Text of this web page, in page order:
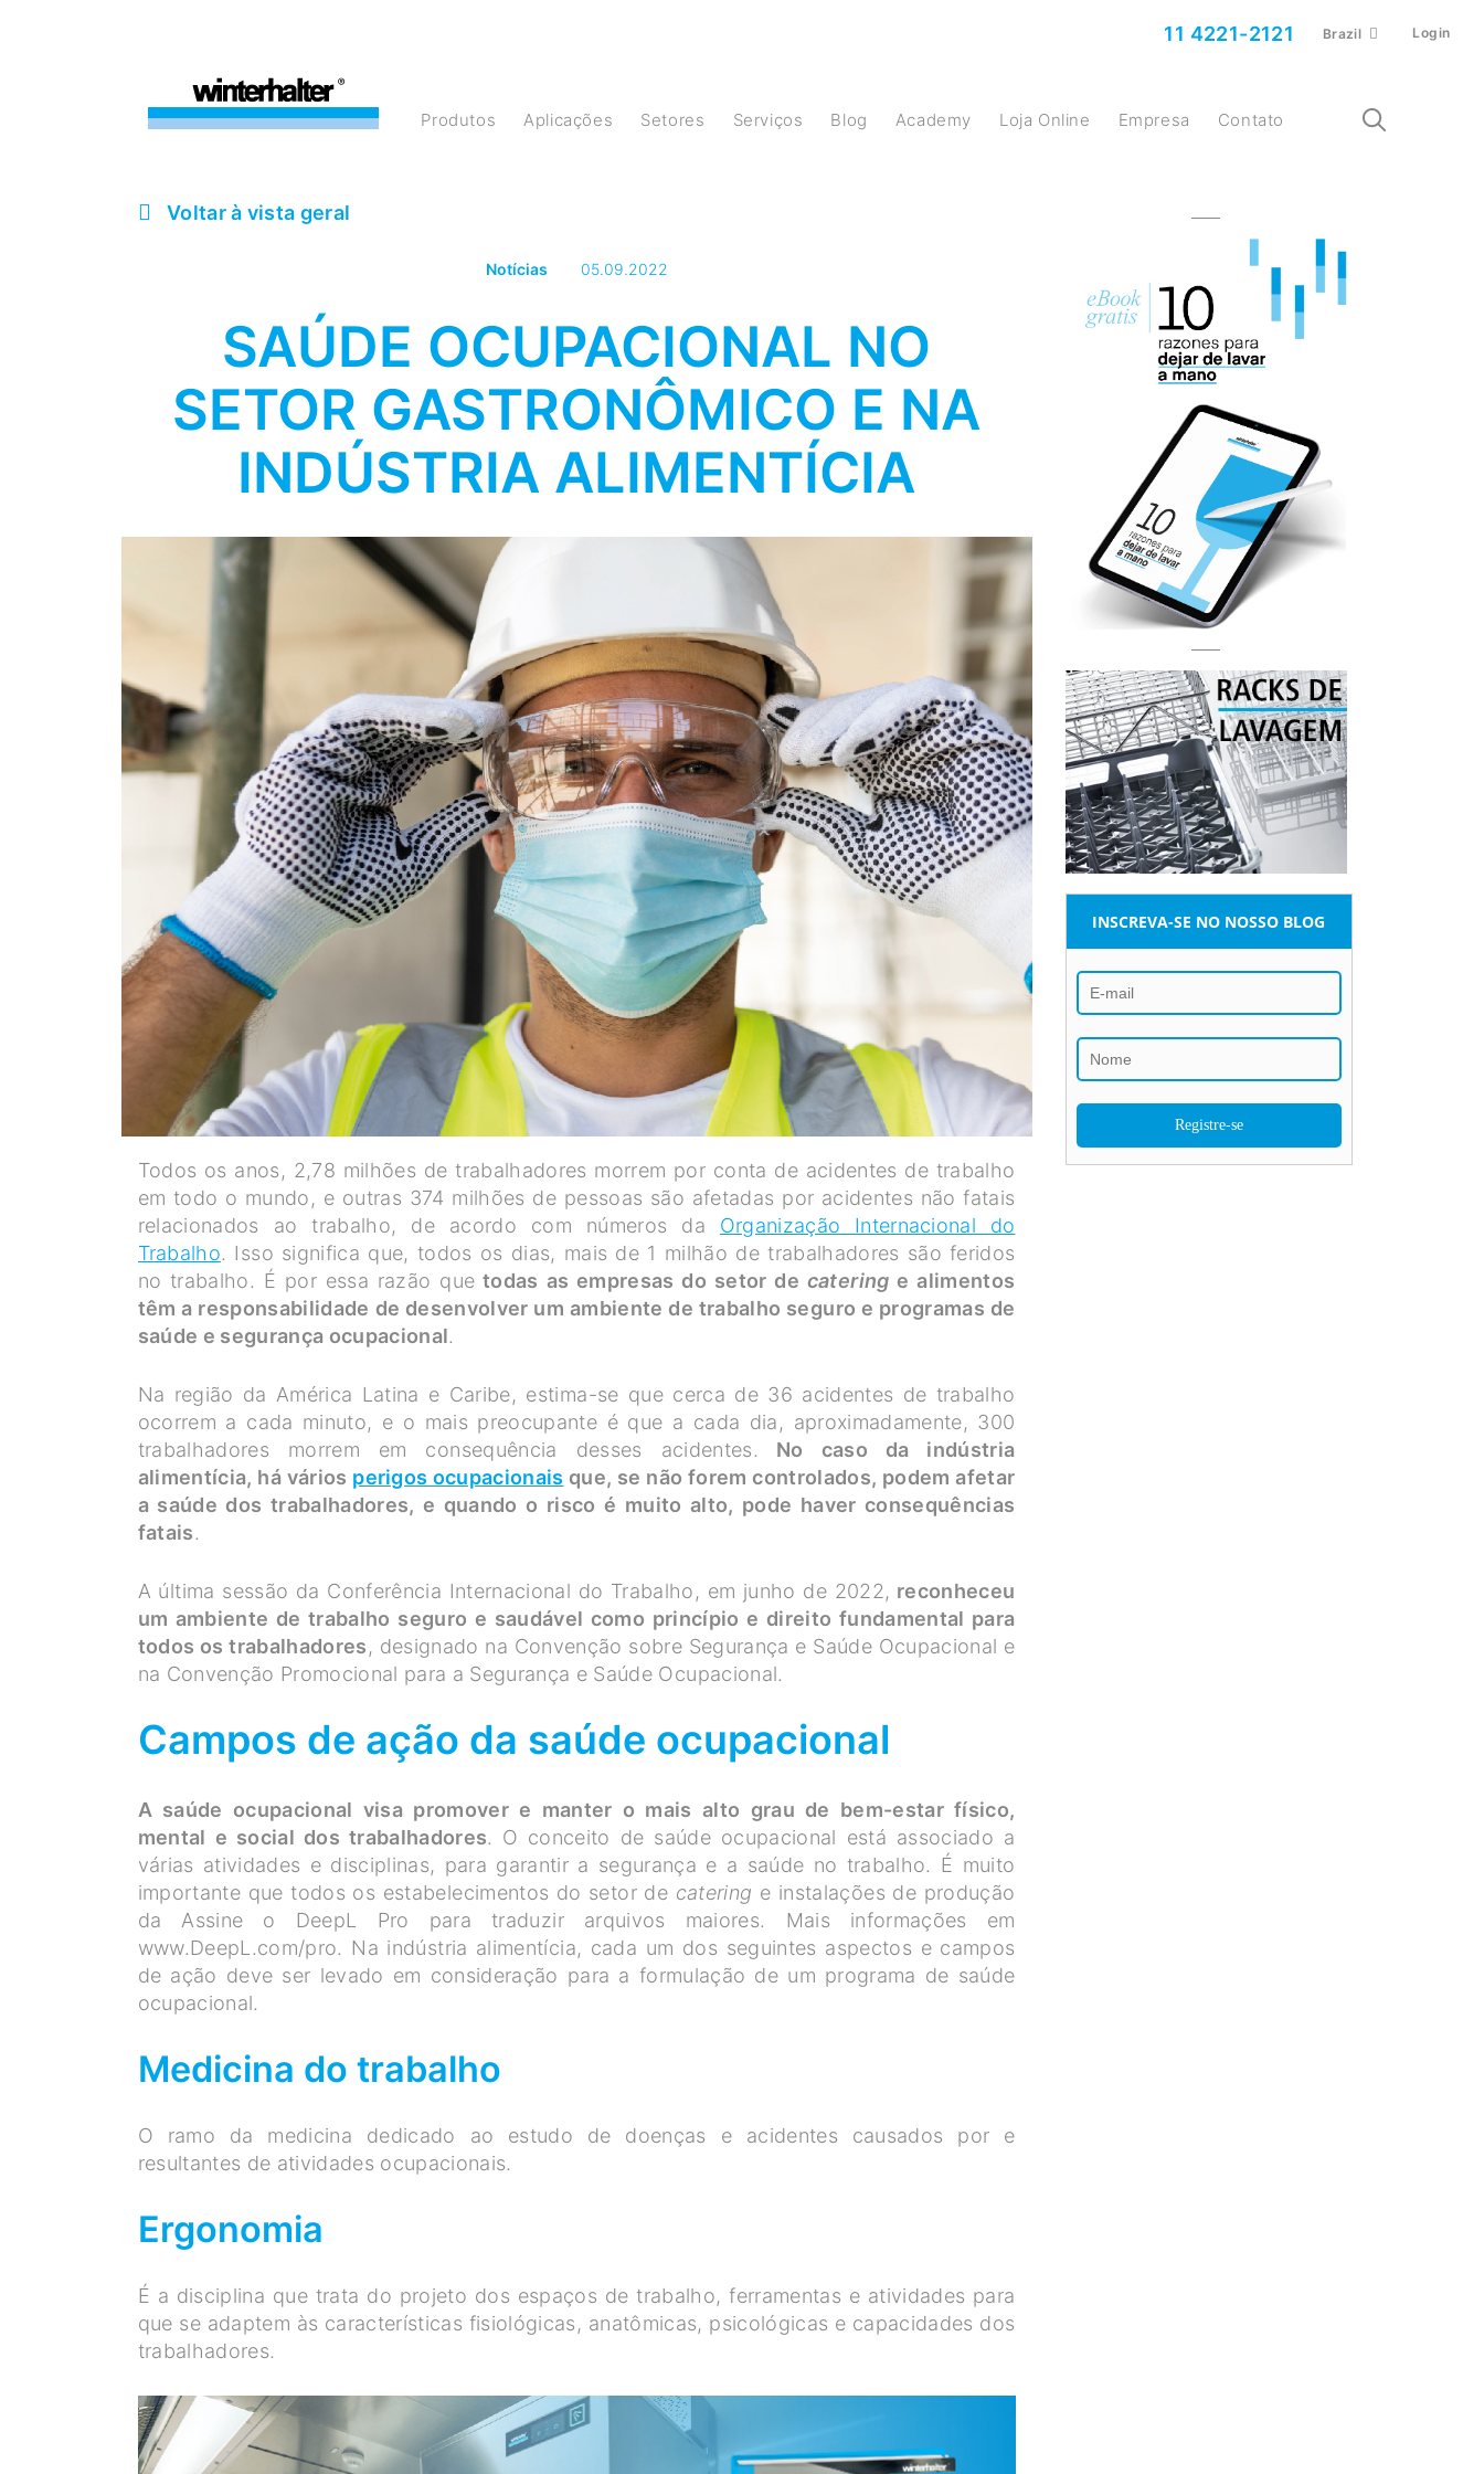
11 4221-2121 Brazil Login
Produtos Aplicações Setores Serviços Blog Academy Loja Online Empresa Contato
Voltar à vista geral
Notícias 05.09.2022
SAÚDE OCUPACIONAL NO
SETOR GASTRONÔMICO E NA
INDÚSTRIA ALIMENTÍCIA
Todos os anos, 2,78 milhões de trabalhadores morrem por conta de acidentes de trabalho
em todo o mundo, e outras 374 milhões de pessoas são afetadas por acidentes não fatais
relacionados ao trabalho, de acordo com números da Organização Internacional do
Trabalho. Isso significa que, todos os dias, mais de 1 milhão de trabalhadores são feridos
no trabalho. É por essa razão que todas as empresas do setor de catering e alimentos
têm a responsabilidade de desenvolver um ambiente de trabalho seguro e programas de
saúde e segurança ocupacional.
Na região da América Latina e Caribe, estima-se que cerca de 36 acidentes de trabalho
ocorrem a cada minuto, e o mais preocupante é que a cada dia, aproximadamente, 300
trabalhadores morrem em consequência desses acidentes. No caso da indústria
alimentícia, há vários perigos ocupacionais que, se não forem controlados, podem afetar
a saúde dos trabalhadores, e quando o risco é muito alto, pode haver consequências
fatais.
A última sessão da Conferência Internacional do Trabalho, em junho de 2022, reconheceu
um ambiente de trabalho seguro e saudável como princípio e direito fundamental para
todos os trabalhadores, designado na Convenção sobre Segurança e Saúde Ocupacional e
na Convenção Promocional para a Segurança e Saúde Ocupacional.
Campos de ação da saúde ocupacional
A saúde ocupacional visa promover e manter o mais alto grau de bem-estar físico,
mental e social dos trabalhadores. O conceito de saúde ocupacional está associado a
várias atividades e disciplinas, para garantir a segurança e a saúde no trabalho. É muito
importante que todos os estabelecimentos do setor de catering e instalações de produção
da Assine o DeepL Pro para traduzir arquivos maiores. Mais informações em
www.DeepL.com/pro. Na indústria alimentícia, cada um dos seguintes aspectos e campos
de ação deve ser levado em consideração para a formulação de um programa de saúde
ocupacional.
Medicina do trabalho
O ramo da medicina dedicado ao estudo de doenças e acidentes causados por e
resultantes de atividades ocupacionais.
Ergonomia
É a disciplina que trata do projeto dos espaços de trabalho, ferramentas e atividades para
que se adaptem às características fisiológicas, anatômicas, psicológicas e capacidades dos
trabalhadores.
INSCREVA-SE NO NOSSO BLOG